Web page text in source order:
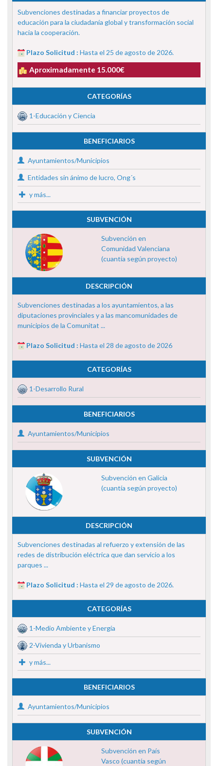
Subvenciones destinadas a financiar proyectos de
educación para la ciudadanía global y transformación social
hacia la cooperación.
Plazo Solicitud : Hasta el 25 de agosto de 2026.
Aproximadamente 15.000€
CATEGORÍAS
1-Educación y Ciencia
BENEFICIARIOS
Ayuntamientos/Municipios
Entidades sin ánimo de lucro, Ong´s
y más...
SUBVENCIÓN
Subvención en
Comunidad Valenciana
(cuantía según proyecto)
DESCRIPCIÓN
Subvenciones destinadas a los ayuntamientos, a las
diputaciones provinciales y a las mancomunidades de
municipios de la Comunitat ...
Plazo Solicitud : Hasta el 28 de agosto de 2026
CATEGORÍAS
1-Desarrollo Rural
BENEFICIARIOS
Ayuntamientos/Municipios
SUBVENCIÓN
Subvención en Galicia
(cuantía según proyecto)
DESCRIPCIÓN
Subvenciones destinadas al refuerzo y extensión de las
redes de distribución eléctrica que dan servicio a los
parques ...
Plazo Solicitud : Hasta el 29 de agosto de 2026.
CATEGORÍAS
1-Medio Ambiente y Energía
2-Vivienda y Urbanismo
y más...
BENEFICIARIOS
Ayuntamientos/Municipios
SUBVENCIÓN
Subvención en País
Vasco (cuantía según